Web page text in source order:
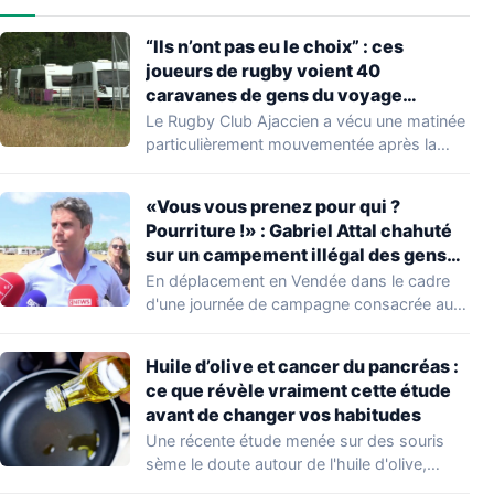
“Ils n’ont pas eu le choix” : ces
joueurs de rugby voient 40
caravanes de gens du voyage
s’installer dans leur stade, ils les
délogent en moins d’1 heure
Le Rugby Club Ajaccien a vécu une matinée
particulièrement mouvementée après la
«Vous vous prenez pour qui ?
Pourriture !» : Gabriel Attal chahuté
sur un campement illégal des gens
du voyage
En déplacement en Vendée dans le cadre
d'une journée de campagne consacrée aux
Huile d’olive et cancer du pancréas :
ce que révèle vraiment cette étude
avant de changer vos habitudes
Une récente étude menée sur des souris
sème le doute autour de l'huile d'olive,…